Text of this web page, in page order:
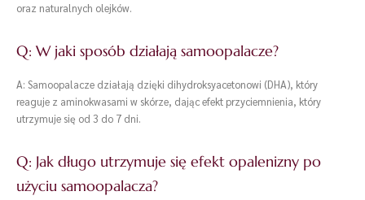
oraz naturalnych olejków.
Q: W jaki sposób działają samoopalacze?
A: Samoopalacze działają dzięki dihydroksyacetonowi (DHA), który
reaguje z aminokwasami w skórze, dając efekt przyciemnienia, który
utrzymuje się od 3 do 7 dni.
Q: Jak długo utrzymuje się efekt opalenizny po
użyciu samoopalacza?